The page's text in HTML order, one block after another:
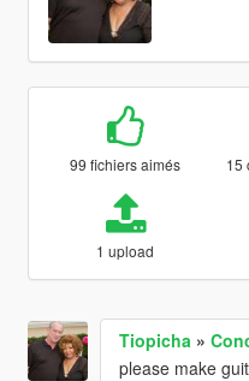
99 fichiers aimés 15
1 upload
Tiopicha »
please make